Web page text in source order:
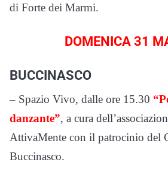
di Forte dei Marmi.
DOMENICA 31
BUCCINASCO
– Spazio Vivo, dalle ore 15.30
danzante”, a cura
AttivaMente con il patrocinio del
Buccinasco.